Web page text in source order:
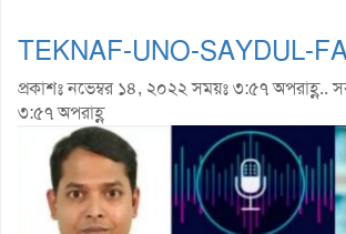
TEKNAF-UNO-SAYDUL-
প্রকাশঃ নভেম্বর ১৪, ২০২২ সময়ঃ ৩:৫৭ অপরাহ্ণ..
৩:৫৭ অপরাহ্ণ